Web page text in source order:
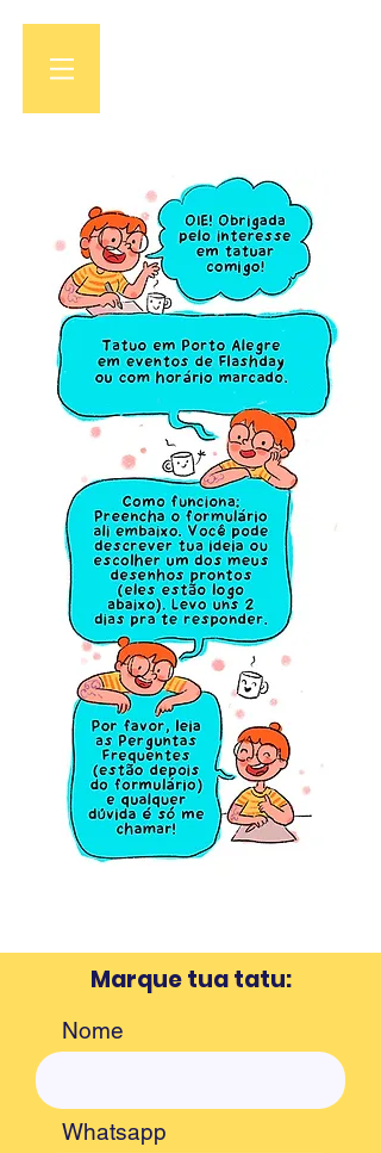
Marque tua tatu:
Nome
Whatsapp